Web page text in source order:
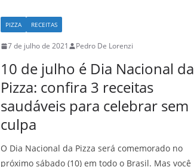
PIZZA RECEITAS
7 de julho de 2021 Pedro De Lorenzi
10 de julho é Dia Nacional da
Pizza: confira 3 receitas
saudáveis para celebrar sem
culpa
O Dia Nacional da Pizza será comemorado no
próximo sábado (10) em todo o Brasil. Mas você